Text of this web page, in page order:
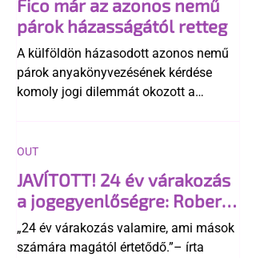
Fico már az azonos nemű
párok házasságától retteg
A külföldön házasodott azonos nemű
párok anyakönyvezésének kérdése
komoly jogi dilemmát okozott a
egyértelműen tiltja a házasságuk
elismerését. Közben az ellenzéken belül
is vita robbant ki arról, hogy vissza
kellene-e vonni a kormány konzervatív
alkotmánymódosítását
JAVÍTOTT! 24 év várakozás
a jogegyenlőségre: Robert
Biedroń megindító üzenete
a lengyel bejegyzett
„24 év várakozás valamire, ami mások
számára magától értetődő.”– írta
OUT